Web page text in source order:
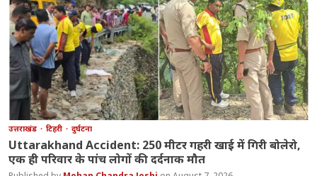
उत्तराखंड टिहरी दुर्घटना
Uttarakhand Accident: 250 मीटर गहरी खाई में गिरी बोलेरो,
एक ही परिवार के पांच लोगों की दर्दनाक मौत